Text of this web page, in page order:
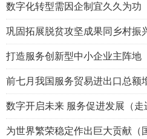
数字化转型需因企制宜久久为功
巩固拓展脱贫攻坚成果同乡村振
打造服务创新型中小企业主阵地
前七月我国服务贸易进出口总额
数字开启未来 服务促进发展（走
为世界繁荣稳定作出巨大贡献（